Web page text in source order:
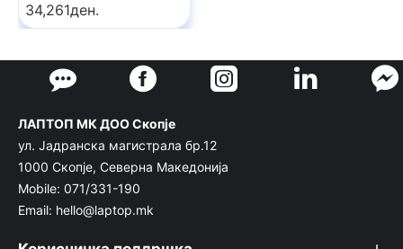
34,261ден.
ЛАПТОП МК ДОО Скопје
ул. Јадранска магистрала бр.12
1000 Скопје, Северна Македонија
Mobile: 071/331-190
Email: hello@laptop.mk